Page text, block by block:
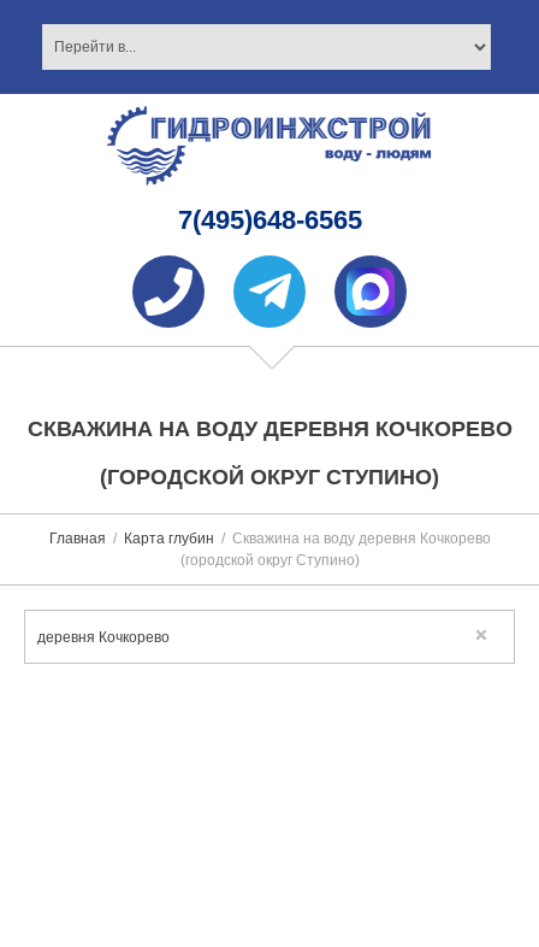
7(495)648-6565
СКВАЖИНА НА ВОДУ ДЕРЕВНЯ КОЧКОРЕВО
(ГОРОДСКОЙ ОКРУГ СТУПИНО)
Главная Карта глубин
Скважина на воду деревня Кочкорево
(городской округ Ступино)